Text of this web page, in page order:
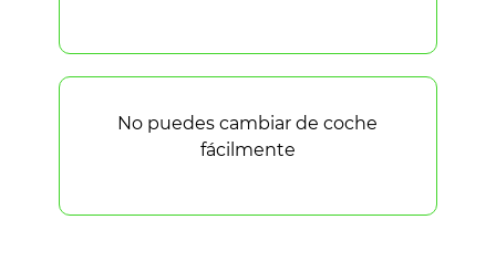
No puedes cambiar de coche
fácilmente